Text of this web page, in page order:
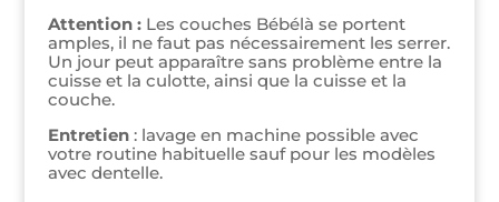
Attention : Les couches Bébélà se portent
amples, il ne faut pas nécessairement les serrer.
Un jour peut apparaître sans problème entre la
cuisse et la culotte, ainsi que la cuisse et la
couche.
Entretien: lavage en machine possible avec
votre routine habituelle sauf pour les modèles
avec dentelle.